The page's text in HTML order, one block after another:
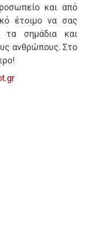
και από
έτοιμο να σας
τα σημάδια και
ανθρώπους. Στο